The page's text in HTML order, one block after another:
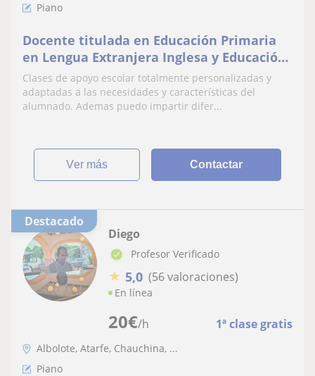
Piano
Docente titulada en Educación Primaria
en Lengua Extranjera Inglesa y Educación
Musical, ademas de Pedagoga de la Danza
Española.
Clases de apoyo escolar totalmente personalizadas y
adaptadas a las necesidades y características del
alumnado. Ademas puedo impartir difer...
ver más Contactar
Destacado
20€/h 1ª clase gratis
Diego
Profesor Verificado
★ 5,0 (56 valoraciones)
En línea
Albolote, Atarfe, Chauchina, ...
Piano